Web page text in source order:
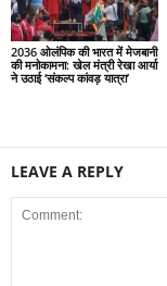
2036 ओलंपिक की भारत में मेजबानी
की मनोकामना: खेल मंत्री रेखा आर्या
ने उठाई ‘संकल्प कांवड़ यात्रा’
LEAVE A REPLY